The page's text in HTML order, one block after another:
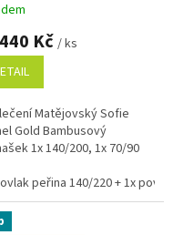
70/90
1x povlak
440 Kč / ks
Matějovský Sofie
Gold Bambusový
1x 140/200, 1x 70/90
peřina 140/220 + 1x